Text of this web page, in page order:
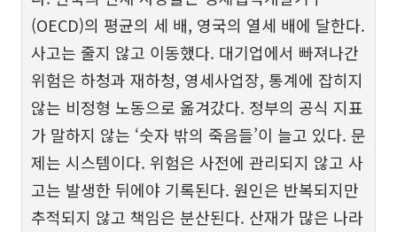
(OECD)의 평균의 세 배, 영국의 열세 배에 달한다.
사고는 줄지 않고 이동했다. 대기업에서 빠져나간
위험은 하청과 재하청, 영세사업장, 통계에 잡히지
않는 비정형 노동으로 옮겨갔다. 정부의 공식 지표
가 말하지 않는 ‘숫자 밖의 죽음들’이 늘고 있다. 문
제는 시스템이다. 위험은 사전에 관리되지 않고 사
고는 발생한 뒤에야 기록된다. 원인은 반복되지만
추적되지 않고 책임은 분산된다. 산재가 많은 나라